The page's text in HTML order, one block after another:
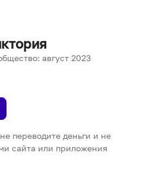
август 2023
переводите деньги и не
сайта или приложения